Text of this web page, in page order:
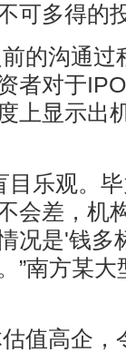
可多得的
的沟通过
者对于
上显示出
目乐观。
会差，机
况是'钱多
”南方某大
值高企，